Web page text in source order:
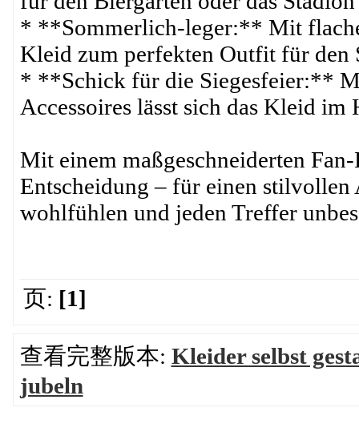
* **Sommerlich-leger:** Mit
Kleid zum perfekten Outfit für den
* **Schick für die Siegesfeier:**
Accessoires lässt sich das Kleid
Mit einem maßgeschneiderten
Entscheidung – für einen
wohlfühlen und jeden Treffer
页: [1]
查看完整版本: Kleider selbst
jubeln